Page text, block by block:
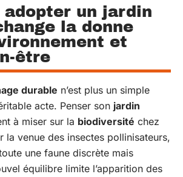
adopter un jardin
la donne
et
être
durable n’est plus un simple
acte. Penser son jardin
à miser sur la biodiversité chez
la venue des insectes pollinisateurs,
une faune discrète mais
équilibre limite l’apparition des